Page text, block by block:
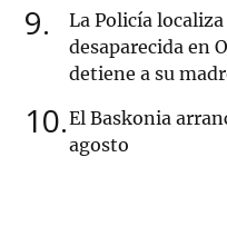
9
La Policía
desaparecida en
detiene a su
10 El Baskonia
agosto